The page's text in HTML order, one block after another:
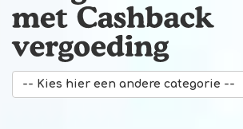
-- Kies hier een andere categorie --